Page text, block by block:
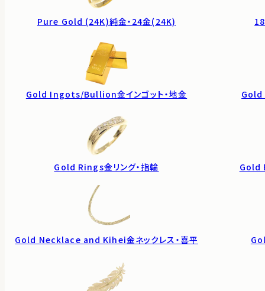
Pure Gold (24K)純金・24金(24K)
Gold Ingots/Bullion金インゴット・地金
Gold Rings金リング・指輪 Gold
Gold Necklace and Kihei金ネックレス・喜平